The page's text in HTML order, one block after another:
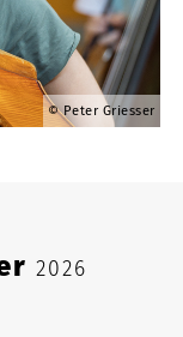
Peter Griesser
2026